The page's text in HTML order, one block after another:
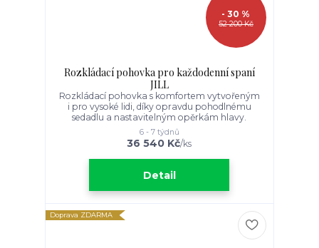
52 200 Kč
- 30 %
Rozkládací pohovka pro každodenní spaní
JILL
Rozkládací pohovka s komfortem vytvořeným
i pro vysoké lidi, díky opravdu pohodlnému
sedadlu a nastavitelným opěrkám hlavy.
36 540 Kč/ks
6 - 7 týdnů
Detail
Doprava ZDARMA